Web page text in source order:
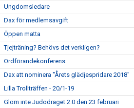
Ungdomsledare
Dax för medlemsavgift
Öppen matta
Tjejträning? Behövs det verkligen?
Ordförandekonferens
Dax att nominera "Årets glädjespridare 2018"
Lilla Trollträffen - 20/1-19
Glöm inte Judodraget 2.0 den 23 februari